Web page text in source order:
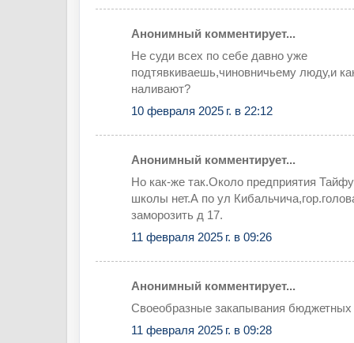
Анонимный комментирует...
Не суди всех по себе давно уже
подтявкиваешь,чиновничьему люду,и
наливают?
10 февраля 2025 г. в 22:12
Анонимный комментирует...
Но как-же так.Около предприятия
школы нет.А по ул
заморозить д 17.
11 февраля 2025 г. в 09:26
Анонимный комментирует...
Своеобразные закапывания бюджетных
11 февраля 2025 г. в 09:28